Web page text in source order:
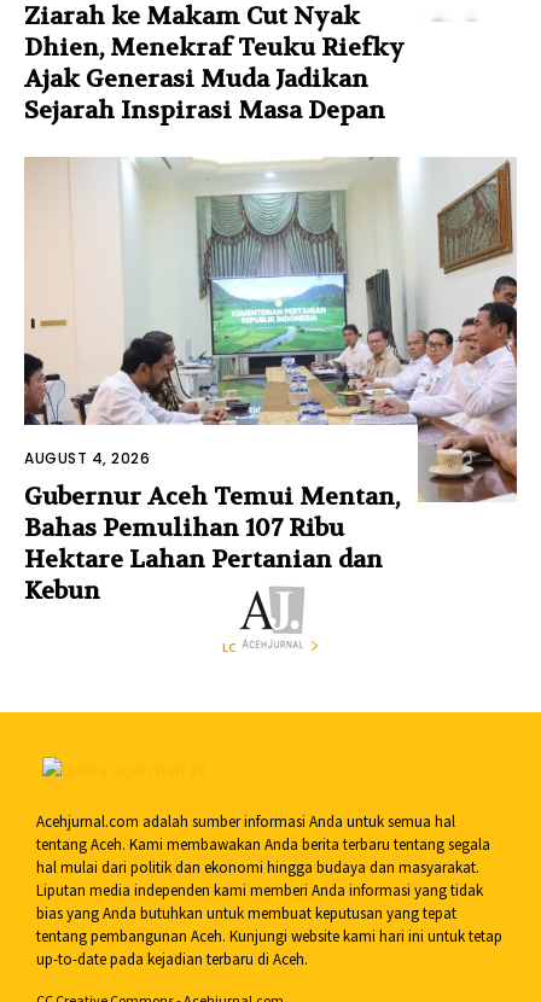
Ziarah ke Makam Cut Nyak
Dhien, Menekraf Teuku Riefky
Ajak Generasi Muda Jadikan
Sejarah Inspirasi Masa Depan
AUGUST 4, 2026
Gubernur Aceh Temui Mentan,
Bahas Pemulihan 107 Ribu
Hektare Lahan Pertanian dan
Kebun
LOAD MORE
Acehjurnal.com adalah sumber informasi Anda untuk semua hal
tentang Aceh. Kami membawakan Anda berita terbaru tentang segala
hal mulai dari politik dan ekonomi hingga budaya dan masyarakat.
Liputan media independen kami memberi Anda informasi yang tidak
bias yang Anda butuhkan untuk membuat keputusan yang tepat
tentang pembangunan Aceh. Kunjungi website kami hari ini untuk tetap
up-to-date pada kejadian terbaru di Aceh.